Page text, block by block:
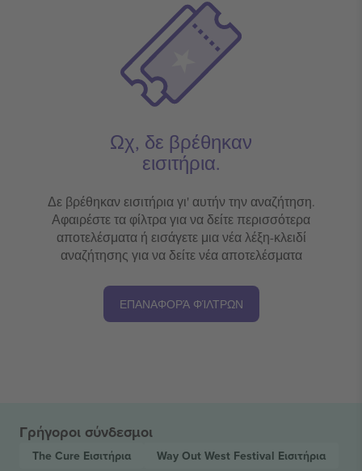
Ωχ, δε βρέθηκαν
εισιτήρια.
Δε βρέθηκαν εισιτήρια γι' αυτήν την αναζήτηση.
Αφαιρέστε τα φίλτρα για να δείτε περισσότερα
αποτελέσματα ή εισάγετε μια νέα λέξη-κλειδί
αναζήτησης για να δείτε νέα αποτελέσματα
ΕΠΑΝΑΦΟΡΆ ΦΊΛΤΡΩΝ
Γρήγοροι σύνδεσμοι
The Cure Εισιτήρια Way Out West Festival Εισιτήρια